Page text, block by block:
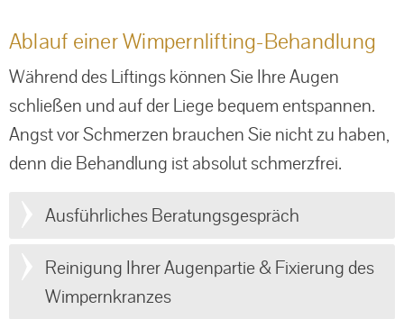
Ablauf einer Wimpernlifting-Behandlung
Während des Liftings können Sie Ihre Augen
schließen und auf der Liege bequem entspannen.
Angst vor Schmerzen brauchen Sie nicht zu haben,
denn die Behandlung ist absolut schmerzfrei.
Ausführliches Beratungsgespräch
Reinigung Ihrer Augenpartie & Fixierung des
Wimpernkranzes